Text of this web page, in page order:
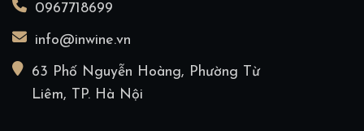
0967718699
info@inwine.vn
63 Phố Nguyễn Hoàng, Phường Từ
Liêm, TP. Hà Nội